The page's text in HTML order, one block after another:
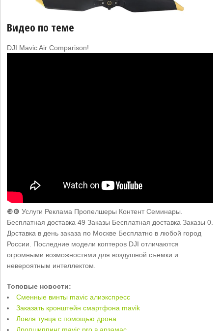
Видео по теме
DJI Mavic Air Comparison!
❿❽ Услуги Реклама Пропелшеры Контент Семинары.
Бесплатная доставка 49 Заказы Бесплатная доставка Заказы 0.
Доставка в день заказа по Москве Бесплатно в любой город
России. Последние модели коптеров DJI отличаются
огромными возможностями для воздушной съемки и
невероятным интеллектом.
Топовые новости:
Сменные винты mavic алиэкспресс
Заказать кронштейн смартфона mavik
Ловля тунца с помощью дрона